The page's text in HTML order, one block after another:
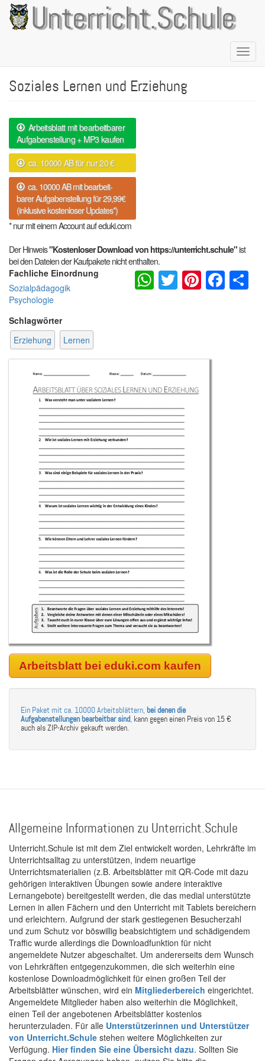
Direkt
zum
Inhalt
Unterricht.Schule
Soziales Lernen und Erziehung
Arbeitsblatt mit bearbeitbarer
Aufgabenstellung + MP3 kaufen
ca. 10000 AB für nur 20 €
ca. 10000 AB mit bearbeit-
barer Aufgabenstellung für 29,99€
(inklusive kostenloser Updates*)
* nur mit einem Account auf eduki.com
Der Hinweis"Kostenloser Download von https://unterricht.schule"ist
bei den Dateien der Kaufpakete nicht enthalten.
Fachliche Einordnung
Sozialpädagogik
Psychologie
Schlagwörter
Erziehung
Lernen
WhatsApp
Twitter
Arbeitsblatt bei eduki.com kaufen
Ein Paket mit ca. 10000 Arbeitsblättern, bei denen die
Aufgabenstellungen bearbeitbar sind, kann gegen einen Preis von 15 €
auch als ZIP-Archiv gekauft werden.
Allgemeine Informationen zu Unterricht.Schule
Unterricht.Schule ist mit dem Ziel entwickelt worden, Lehrkräfte im
Unterrichtsalltag zu unterstützen, indem neuartige
Unterrichtsmaterialien (z.B. Arbeitsblätter mit QR-Code mit dazu
gehörigen interaktiven Übungen sowie andere interaktive
Lernangebote) bereitgestellt werden, die das medial unterstützte
Lernen in allen Fächern und den Unterricht mit Tablets bereichern
und erleichtern. Aufgrund der stark gestiegenen Besucherzahl
und zum Schutz vor böswillig beabsichtigtem und schädigendem
Traffic wurde allerdings die Downloadfunktion für nicht
angemeldete Nutzer abgeschaltet. Um andererseits dem Wunsch
von Lehrkräften entgegenzukommen, die sich weiterhin eine
kostenlose Downloadmöglichkeit für einen großen Teil der
Arbeitsblätter wünschen, wird ein Mitgliederbereich eingerichtet.
Angemeldete Mitglieder haben also weiterhin die Möglichkeit,
einen Teil der angebotenen Arbeitsblätter kostenlos
herunterzuladen. Für alle Unterstützerinnen und Unterstützer
von Unterricht.Schule stehen weitere Möglichkeiten zur
Verfügung. Hier finden Sie eine Übersicht dazu. Sollten Sie